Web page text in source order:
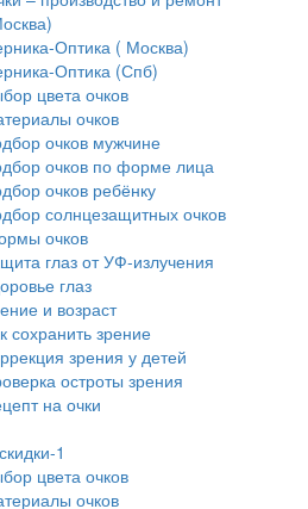
Оптика ( Москва)
Оптика (Спб)
цвета очков
очков
очков мужчине
очков по форме лица
очков ребёнку
солнцезащитных очков
очков
глаз от УФ-излучения
глаз
и возраст
сохранить зрение
зрения у детей
остроты зрения
на очки
1
цвета очков
очков